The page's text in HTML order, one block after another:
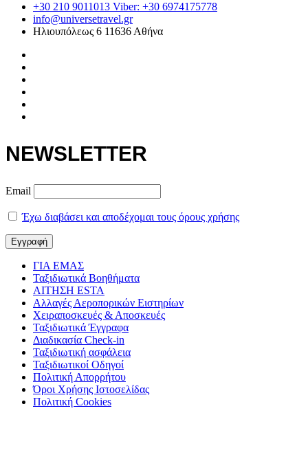
+30 210 9011013 Viber: +30 6974175778
info@universetravel.gr
Ηλιουπόλεως 6 11636 Αθήνα
NEWSLETTER
Email
Έχω διαβάσει και αποδέχομαι τους όρους χρήσης
ΓΙΑ ΕΜΑΣ
Ταξιδιωτικά Βοηθήματα
ΑΙΤΗΣΗ ESTA
Αλλαγές Αεροπορικών Ειστηρίων
Χειραποσκευές & Αποσκευές
Ταξιδιωτικά Έγγραφα
Διαδικασία Check-in
Ταξιδιωτική ασφάλεια
Ταξιδιωτικοί Οδηγοί
Πολιτική Απορρήτου
Όροι Χρήσης Ιστοσελίδας
Πολιτική Cookies